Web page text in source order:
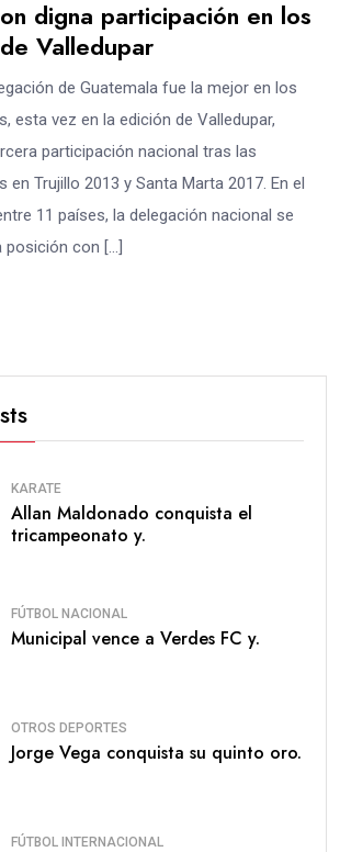
digna participación en los
Valledupar
de Guatemala fue la mejor en los
esta vez en la edición de Valledupar,
participación nacional tras las
en Trujillo 2013 y Santa Marta 2017. En el
11 países, la delegación nacional se
posición con […]
KARATE
Allan Maldonado conquista el
tricampeonato y.
FÚTBOL NACIONAL
Municipal vence a Verdes FC y.
OTROS DEPORTES
Jorge Vega conquista su quinto oro.
FÚTBOL INTERNACIONAL